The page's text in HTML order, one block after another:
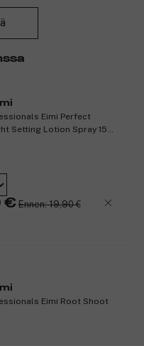
Eimi Perfect
Setting Lotion Spray 150
€ Ennen: 19,90 €
Eimi Root Shoot